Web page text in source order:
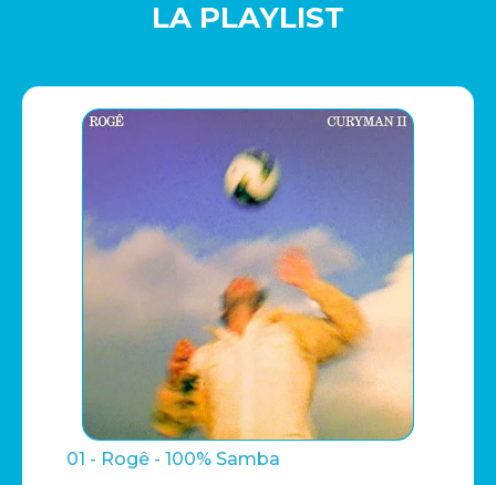
LA PLAYLIST
01 - Rogê - 100% Samba